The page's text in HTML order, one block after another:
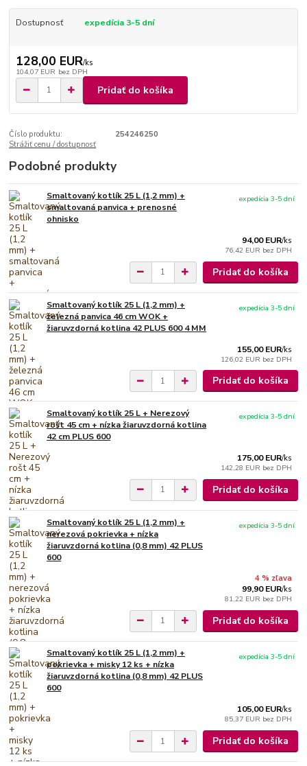
Dostupnosť expedícia 3-5 dní
128,00 EUR/ks
104,07 EUR bez DPH
Pridať do košíka
Číslo produktu:
254246250
Strážiť cenu / dostupnosť
Podobné produkty
Smaltovaný kotlík 25 L (1,2 mm) +
smaltovaná panvica + prenosné
ohnisko
94,00 EUR/ks
76,42 EUR bez DPH
expedícia 3-5 dní
Pridať do košíka
Smaltovaný kotlík 25 L (1,2 mm) +
železná panvica 46 cm WOK +
žiaruvzdorná kotlina 42 PLUS 600 4 MM
155,00 EUR/ks
126,02 EUR bez DPH
expedícia 3-5 dní
Pridať do košíka
Smaltovaný kotlík 25 L + Nerezový
rošt 45 cm + nízka žiaruvzdorná kotlina
42 cm PLUS 600
175,00 EUR/ks
142,28 EUR bez DPH
expedícia 3-5 dní
Pridať do košíka
Smaltovaný kotlík 25 L (1,2 mm) +
nerezová pokrievka + nízka
žiaruvzdorná kotlina (0,8 mm) 42 PLUS
600
4 % zľava
99,90 EUR/ks
81,22 EUR bez DPH
expedícia 3-5 dní
Pridať do košíka
Smaltovaný kotlík 25 L (1,2 mm) +
pokrievka + misky 12 ks + nízka
žiaruvzdorná kotlina (0,8 mm) 42 PLUS
600
105,00 EUR/ks
85,37 EUR bez DPH
expedícia 3-5 dní
Pridať do košíka